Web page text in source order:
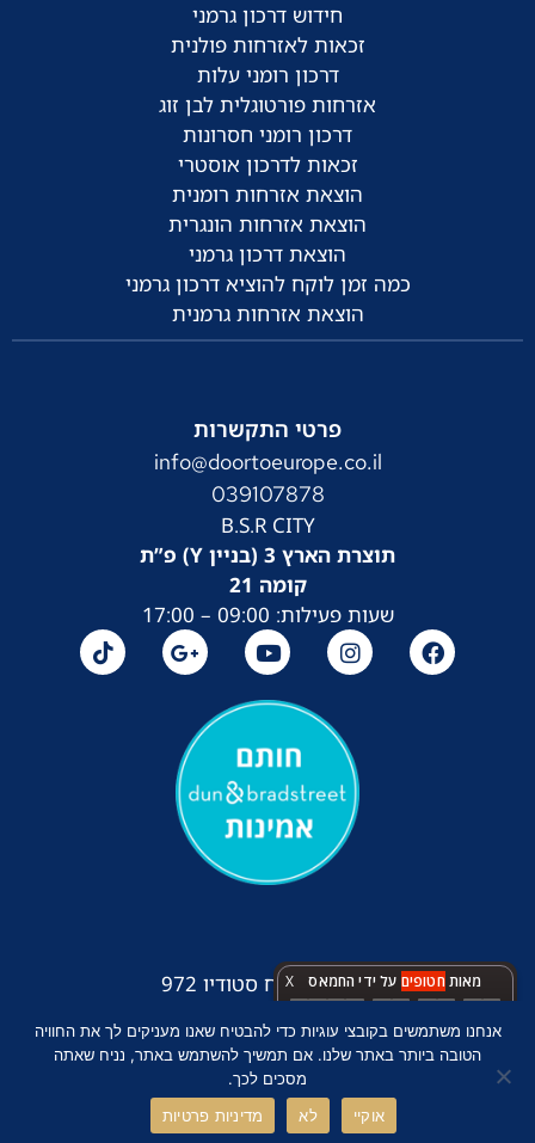
חידוש דרכון גרמני
זכאות לאזרחות פולנית
דרכון רומני עלות
אזרחות פורטוגלית לבן זוג
דרכון רומני חסרונות
זכאות לדרכון אוסטרי
הוצאת אזרחות רומנית
הוצאת אזרחות הונגרית
הוצאת דרכון גרמני
כמה זמן לוקח להוציא דרכון גרמני
הוצאת אזרחות גרמנית
פרטי התקשרות
info@doortoeurope.co.il
039107878
B.S.R CITY
תוצרת הארץ 3 (בניין Y) פ”ת
קומה 21
שעות פעילות: 09:00 – 17:00
עיצוב ופיתוח סטודיו 972
נגישות
X מאותחטופים על ידי החמאס
103 6
ימים
:18
שעות
:12
דקות
:05
שניות
אנחנו משתמשים בקובצי עוגיות כדי להבטיח שאנו מעניקים לך את החוויה
הטובה ביותר באתר שלנו. אם תמשיך להשתמש באתר, נניח שאתה
מסכים לכך.
אוקיי
לא מדיניות פרטיות